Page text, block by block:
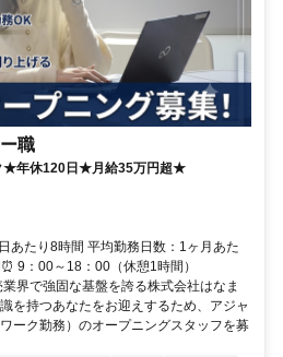
職
★年休120日★月給35万円超★
あたり8時間 平均勤務日数：1ヶ月あた
9：00～18：00（休憩1時間）
界で強固な基盤を誇る株式会社はなま
を持つあなたをお迎えするため、アジャ
ーク勤務）のオープニングスタッフを募